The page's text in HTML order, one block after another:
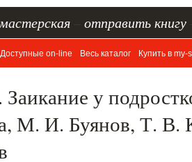
мастерская отправить книгу
Доступные on-line Весь каталог Купить в my-
у
М. И. Буянов, Т. В.